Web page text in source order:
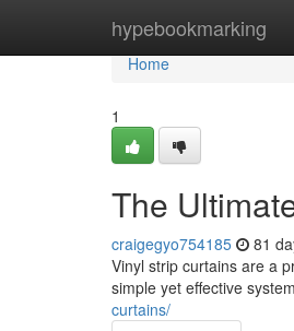
hypebookmarking
Home
Home
1
The
craigegyo754185 81
Vinyl strip curtains are a
simple yet effective
curtains/